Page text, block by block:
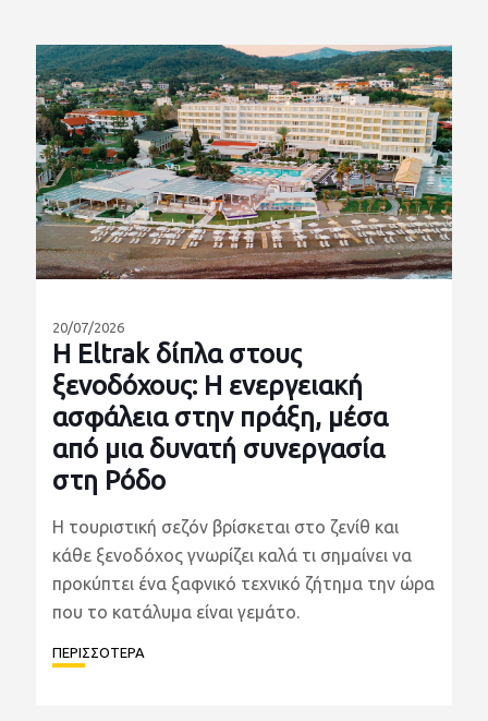
20/07/2026
Η Eltrak δίπλα στους
ξενοδόχους: Η ενεργειακή
ασφάλεια στην πράξη, μέσα
από μια δυνατή συνεργασία
στη Ρόδο
Η τουριστική σεζόν βρίσκεται στο ζενίθ και
κάθε ξενοδόχος γνωρίζει καλά τι σημαίνει να
προκύπτει ένα ξαφνικό τεχνικό ζήτημα την ώρα
που το κατάλυμα είναι γεμάτο.
ΠΕΡΙΣΣΟΤΕΡΑ